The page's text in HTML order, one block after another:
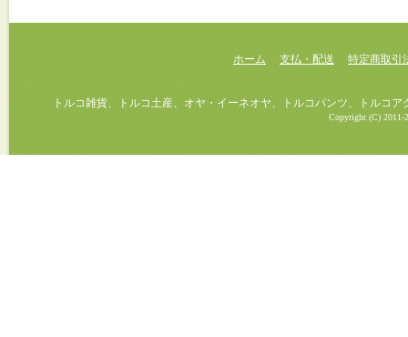
ホーム 支払・配送 特定商取引
トルコ雑貨、トルコ土産、オヤ・イーネオヤ、トルコパンツ、トルコアク
Copyright (C) 2011-